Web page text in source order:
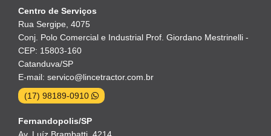
Centro de Serviços
Rua Sergipe, 4075
Conj. Polo Comercial e Industrial Prof. Giordano Mestrinelli -
CEP: 15803-160
Catanduva/SP
E-mail: servico@lincetractor.com.br
(17) 98189-0910
Fernandopolis/SP